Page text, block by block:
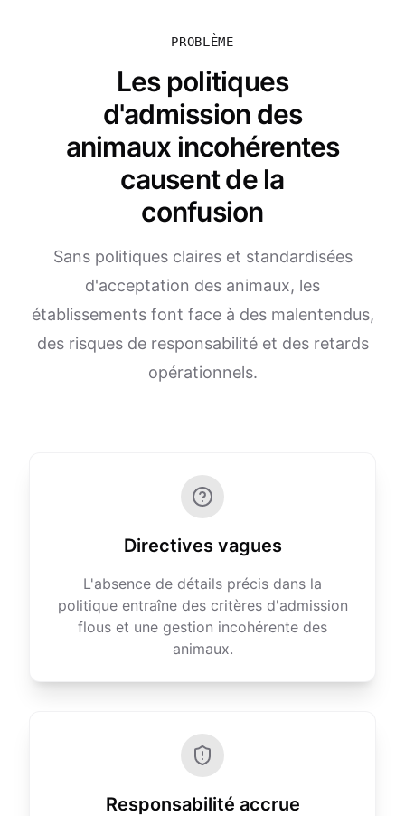
PROBLÈME
Les politiques
d'admission des
animaux incohérentes
causent de la
confusion
Sans politiques claires et standardisées
d'acceptation des animaux, les
établissements font face à des malentendus,
des risques de responsabilité et des retards
opérationnels.
Directives vagues
L'absence de détails précis dans la
politique entraîne des critères d'admission
flous et une gestion incohérente des
animaux.
Responsabilité accrue